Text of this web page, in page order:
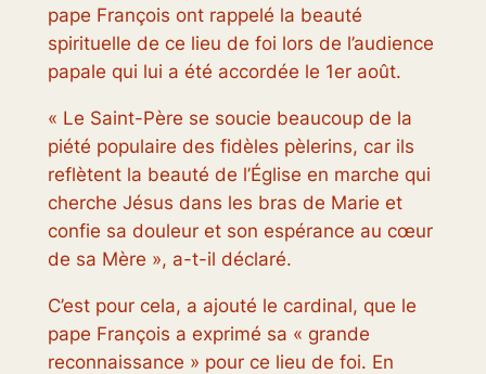
pape François ont rappelé la beauté
spirituelle de ce lieu de foi lors de l’audience
papale qui lui a été accordée le 1er août.
« Le Saint-Père se soucie beaucoup de la
piété populaire des fidèles pèlerins, car ils
reflètent la beauté de l’Église en marche qui
cherche Jésus dans les bras de Marie et
confie sa douleur et son espérance au cœur
de sa Mère », a-t-il déclaré.
C’est pour cela, a ajouté le cardinal, que le
pape François a exprimé sa « grande
reconnaissance » pour ce lieu de foi. En